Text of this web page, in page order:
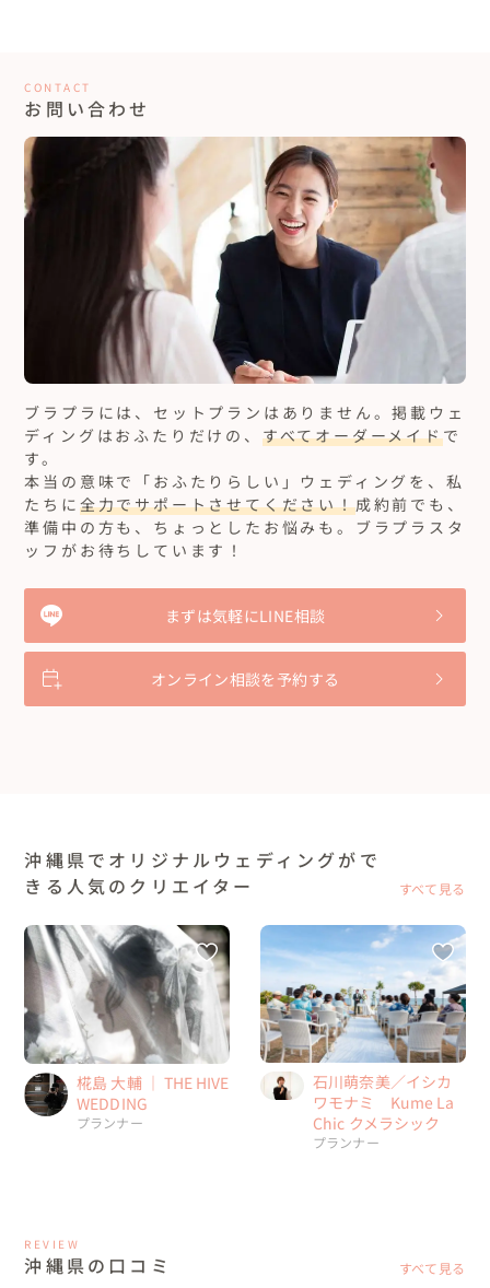
CONTACT
お問い合わせ
ブラプラには、セットプランはありません。掲載ウェ
ディングはおふたりだけの、 すべてオーダーメイドで
す。
本当の意味で「おふたりらしい」ウェディングを、私
たちに 全力でサポートさせてください！成約前でも、
準備中の方も、ちょっとしたお悩みも。ブラプラスタ
ッフがお待ちしています！
まずは気軽にLINE相談
オンライン相談を予約する
沖縄県でオリジナルウェディングがで
きる人気のクリエイター
すべて見る
椛島 大輔 ｜ THE HIVE
WEDDING
プランナー
石川萌奈美／イシカ
ワモナミ Kume La
Chic クメラシック
プランナー
REVIEW
沖縄県の口コミ すべて見る